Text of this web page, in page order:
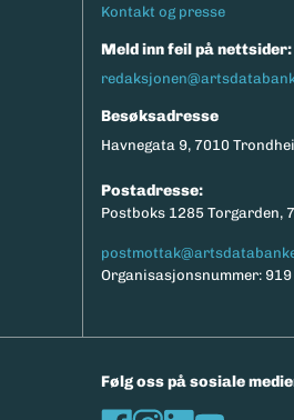
Kontakt og presse
Meld inn feil på nettsider:
Besøksadresse
Havnegata 9, 7010
Postadresse:
Postboks 1285 Torgarden,
Organisasjonsnummer:
Følg oss på sosiale